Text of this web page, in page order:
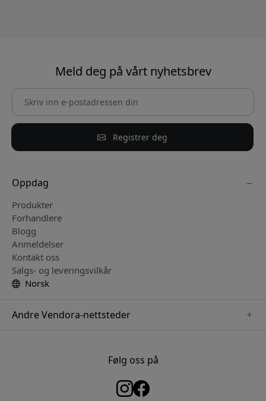
Meld deg på vårt nyhetsbrev
Registrer deg
Oppdag
Produkter
Forhandlere
Blogg
Anmeldelser
Kontakt oss
Salgs- og leveringsvilkår
Norsk
Andre Vendora-nettsteder
Følg oss på